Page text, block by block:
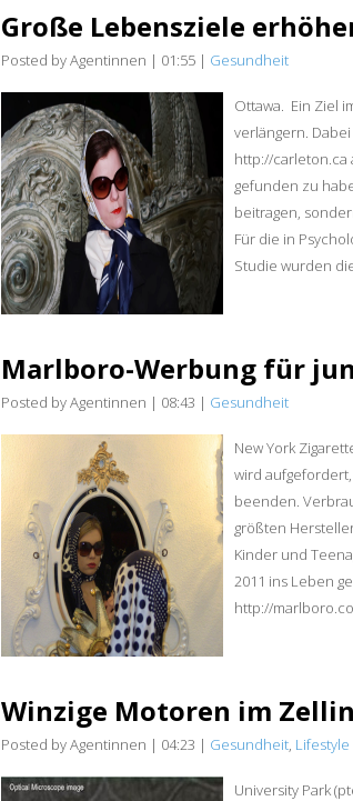
Große Lebensziele
Posted by Agentinnen | 01:55 | Gesundheit
Ottawa. Ein Ziel
verlängern.
http://carleton.ca
gefunden zu
beitragen,
Für die in
Studie wurden die
Marlboro-Werbung für
Posted by Agentinnen | 08:43 | Gesundheit
New York
wird
beenden.
größten
Kinder und
2011 ins Leben
http://
Winzige Motoren im
Posted by Agentinnen | 04:23 | Gesundheit Lifestyle
University Park